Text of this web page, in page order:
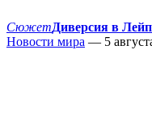
СюжетДиверсия в
Новости мира — 5